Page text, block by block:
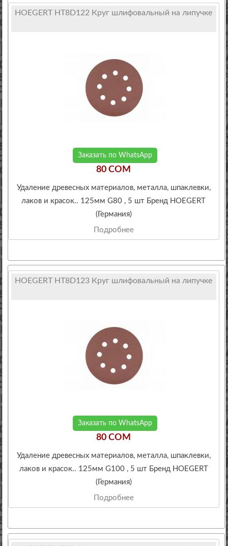
HOEGERT HT8D122 Круг шлифовальный на липучке
Заказать по WhatsApp
80 COM
Удаление древесных материалов, металла, шпаклевки,
лаков и красок.. 125мм G80 , 5 шт Бренд HOEGERT
(Германия)
Подробнее
HOEGERT HT8D123 Круг шлифовальный на липучке
Заказать по WhatsApp
80 COM
Удаление древесных материалов, металла, шпаклевки,
лаков и красок.. 125мм G100 , 5 шт Бренд HOEGERT
(Германия)
Подробнее